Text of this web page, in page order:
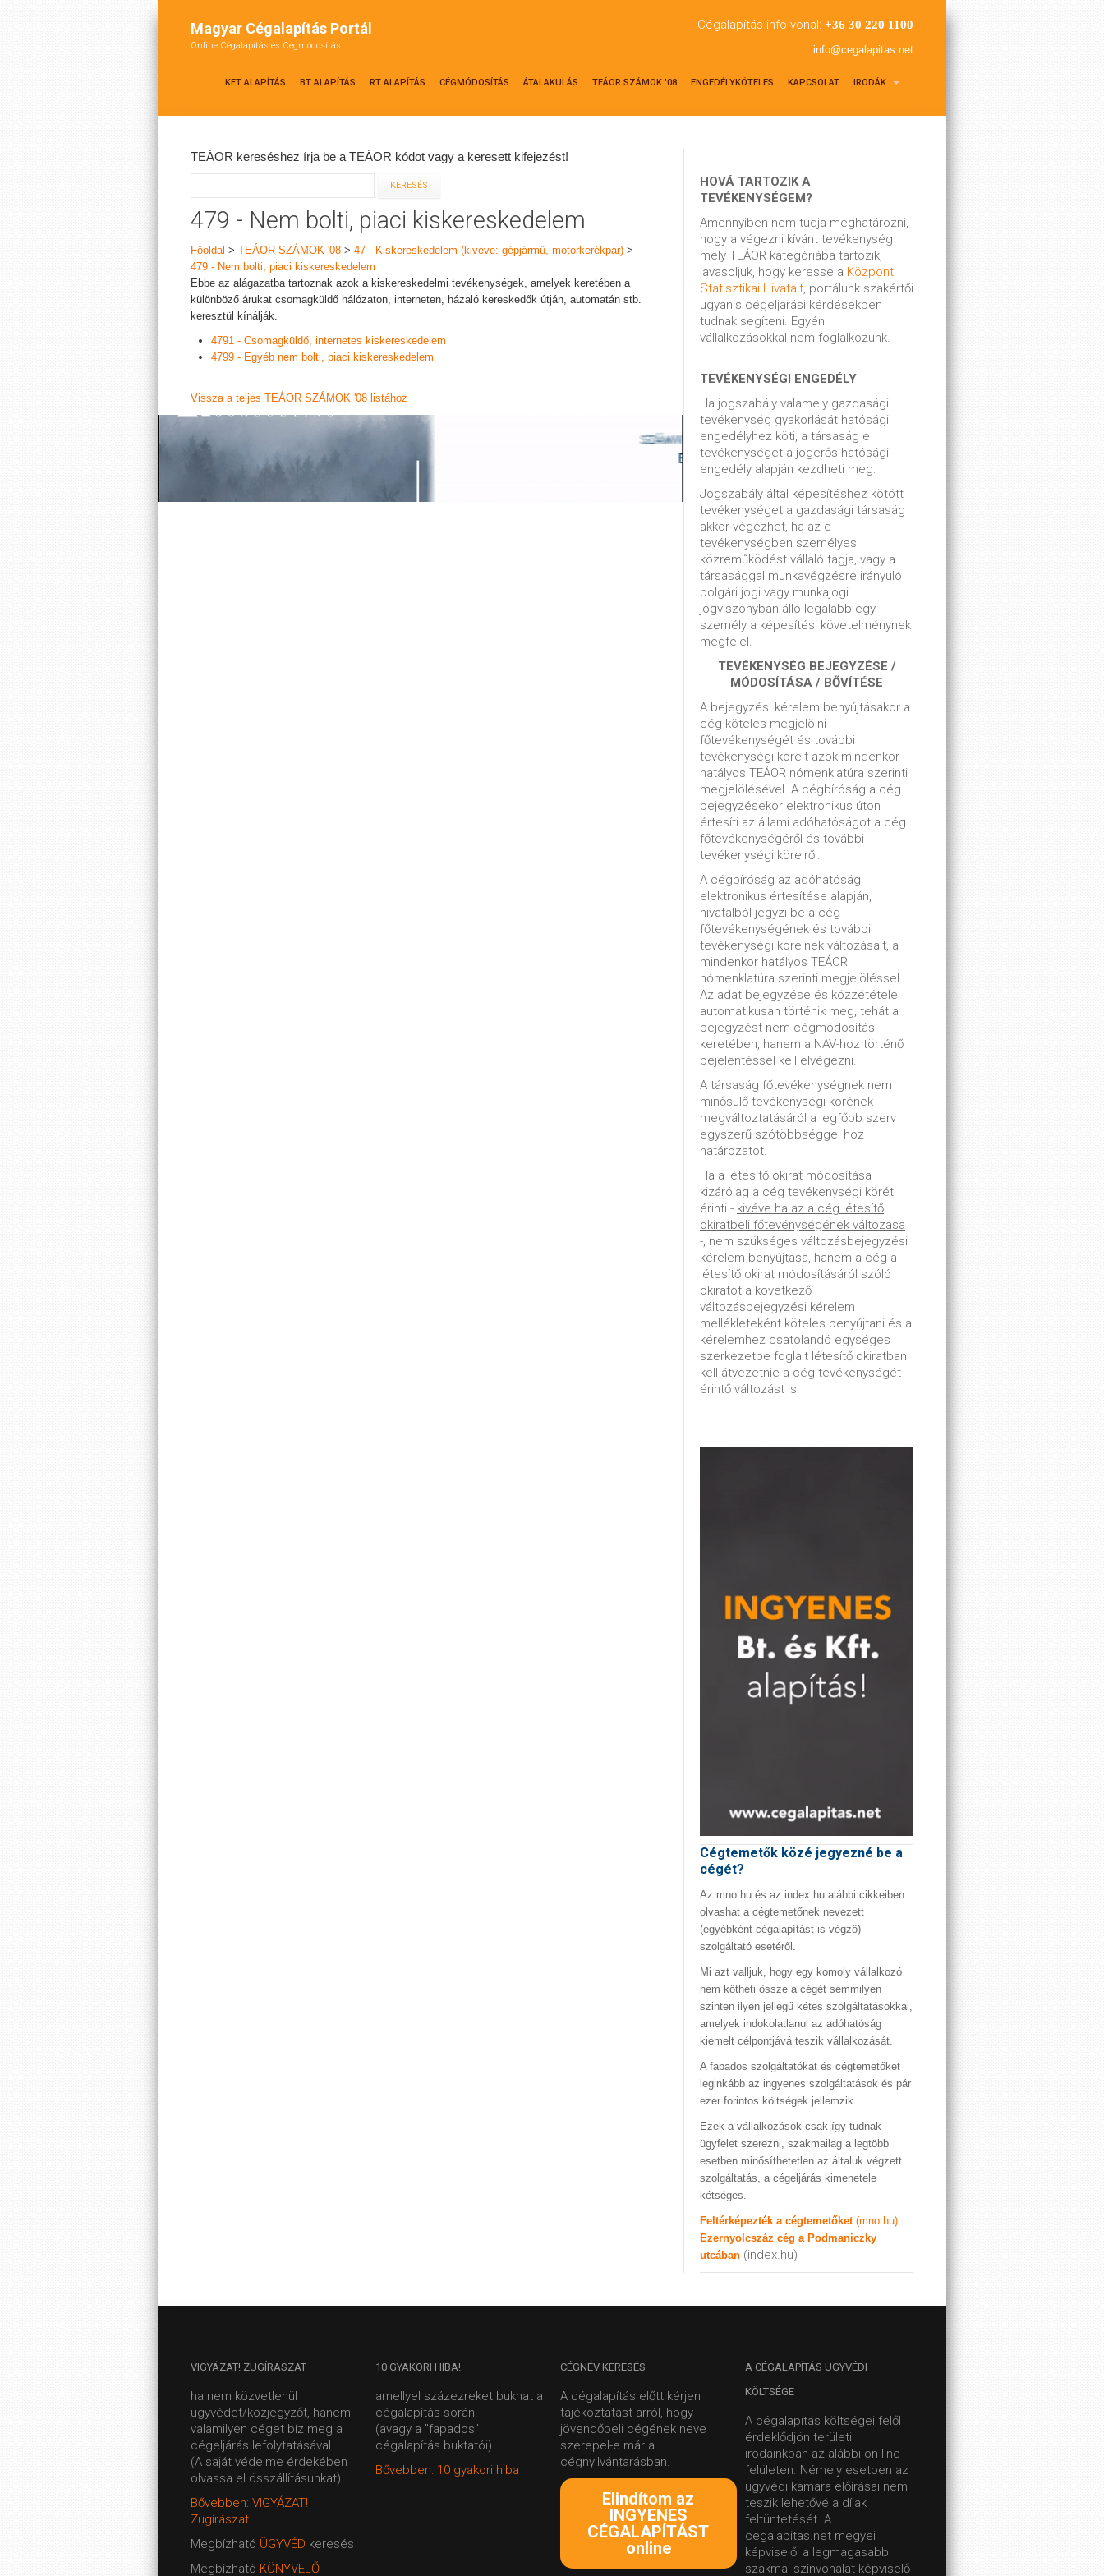
Magyar Cégalapítás Portál
Online Cégalapítás és Cégmódosítás
Cégalapítás info vonal: +36 30 220 1100
info@cegalapitas.net
KFT ALAPÍTÁS BT ALAPÍTÁS RT ALAPÍTÁS CÉGMÓDOSÍTÁS ÁTALAKULÁS TEÁOR SZÁMOK '08 ENGEDÉLYKÖTELES KAPCSOLAT IRODÁK
TEÁOR kereséshez írja be a TEÁOR kódot vagy a keresett kifejezést!
479 - Nem bolti, piaci kiskereskedelem
Főoldal > TEÁOR SZÁMOK '08 > 47 - Kiskereskedelem (kivéve: gépjármű, motorkerékpár) >
479 - Nem bolti, piaci kiskereskedelem
Ebbe az alágazatba tartoznak azok a kiskereskedelmi tevékenységek, amelyek keretében a
különböző árukat csomagküldő hálózaton, interneten, házaló kereskedők útján, automatán stb.
keresztül kínálják.
4791 - Csomagküldő, internetes kiskereskedelem
4799 - Egyéb nem bolti, piaci kiskereskedelem
Vissza a teljes TEÁOR SZÁMOK '08 listához
HOVÁ TARTOZIK A
TEVÉKENYSÉGEM?
Amennyiben nem tudja meghatározni,
hogy a végezni kívánt tevékenység
mely TEÁOR kategóriába tartozik,
javasoljuk, hogy keresse a Központi
Statisztikai Hivatalt, portálunk szakértői
ugyanis cégeljárási kérdésekben
tudnak segíteni. Egyéni
vállalkozásokkal nem foglalkozunk.
TEVÉKENYSÉGI ENGEDÉLY
Ha jogszabály valamely gazdasági
tevékenység gyakorlását hatósági
engedélyhez köti, a társaság e
tevékenységet a jogerős hatósági
engedély alapján kezdheti meg.
Jogszabály által képesítéshez kötött
tevékenységet a gazdasági társaság
akkor végezhet, ha az e
tevékenységben személyes
közreműködést vállaló tagja, vagy a
társasággal munkavégzésre irányuló
polgári jogi vagy munkajogi
jogviszonyban álló legalább egy
személy a képesítési követelménynek
megfelel.
TEVÉKENYSÉG BEJEGYZÉSE /
MÓDOSÍTÁSA / BŐVÍTÉSE
A bejegyzési kérelem benyújtásakor a
cég köteles megjelölni
főtevékenységét és további
tevékenységi köreit azok mindenkor
hatályos TEÁOR nómenklatúra szerinti
megjelölésével. A cégbíróság a cég
bejegyzésekor elektronikus úton
értesíti az állami adóhatóságot a cég
főtevékenységéről és további
tevékenységi köreiről.
A cégbíróság az adóhatóság
elektronikus értesítése alapján,
hivatalból jegyzi be a cég
főtevékenységének és további
tevékenységi köreinek változásait, a
mindenkor hatályos TEÁOR
nómenklatúra szerinti megjelöléssel.
Az adat bejegyzése és közzététele
automatikusan történik meg, tehát a
bejegyzést nem cégmódosítás
keretében, hanem a NAV-hoz történő
bejelentéssel kell elvégezni.
A társaság főtevékenységnek nem
minősülő tevékenységi körének
megváltoztatásáról a legfőbb szerv
egyszerű szótöbbséggel hoz
határozatot.
Ha a létesítő okirat módosítása
kizárólag a cég tevékenységi körét
érinti - kivéve ha az a cég létesítő
okiratbeli főtevénységének változása
-, nem szükséges változásbejegyzési
kérelem benyújtása, hanem a cég a
létesítő okirat módosításáról szóló
okiratot a következő
változásbejegyzési kérelem
mellékleteként köteles benyújtani és a
kérelemhez csatolandó egységes
szerkezetbe foglalt létesítő okiratban
kell átvezetnie a cég tevékenységét
érintő változást is.
Cégtemetők közé jegyezné be a
cégét?
Az mno.hu és az index.hu alábbi cikkeiben
olvashat a cégtemetőnek nevezett
(egyébként cégalapítást is végző)
szolgáltató esetéről.
Mi azt valljuk, hogy egy komoly vállalkozó
nem kötheti össze a cégét semmilyen
szinten ilyen jellegű kétes szolgáltatásokkal,
amelyek indokolatlanul az adóhatóság
kiemelt célpontjává teszik vállalkozását.
A fapados szolgáltatókat és cégtemetőket
leginkább az ingyenes szolgáltatások és pár
ezer forintos költségek jellemzik.
Ezek a vállalkozások csak így tudnak
ügyfelet szerezni, szakmailag a legtöbb
esetben minősíthetetlen az általuk végzett
szolgáltatás, a cégeljárás kimenetele
kétséges.
Feltérképezték a cégtemetőket (mno.hu)
Ezernyolcszáz cég a Podmaniczky
utcában (index.hu)
VIGYÁZAT! ZUGÍRÁSZAT
ha nem közvetlenül
ügyvédet/közjegyzőt, hanem
valamilyen céget bíz meg a
cégeljárás lefolytatásával.
(A saját védelme érdekében
olvassa el összállításunkat)
Bővebben: VIGYÁZAT!
Zugírászat
Megbízható ÜGYVÉD keresés
Megbízható KÖNYVELŐ
10 GYAKORI HIBA!
amellyel százezreket bukhat a
cégalapítás során.
(avagy a "fapados"
cégalapítás buktatói)
Bővebben: 10 gyakori hiba
CÉGNÉV KERESÉS
A cégalapítás előtt kérjen
tájékoztatást arról, hogy
jövendőbeli cégének neve
szerepel-e már a
cégnyilvántarásban.
Elindítom az
INGYENES
CÉGALAPÍTÁST
online
A CÉGALAPÍTÁS ÜGYVÉDI
KÖLTSÉGE
A cégalapítás költségei felől
érdeklődjön területi
irodáinkban az alábbi on-line
felületen. Némely esetben az
ügyvédi kamara előírásai nem
teszik lehetővé a díjak
feltüntetését. A
cegalapitas.net megyei
képviselői a legmagasabb
szakmai színvonalat képviselő